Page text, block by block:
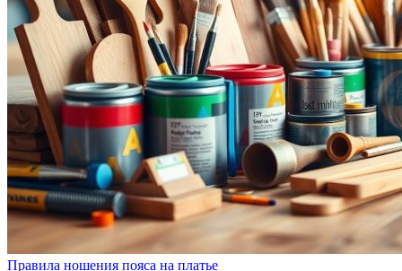
Правила ношения пояса на платье